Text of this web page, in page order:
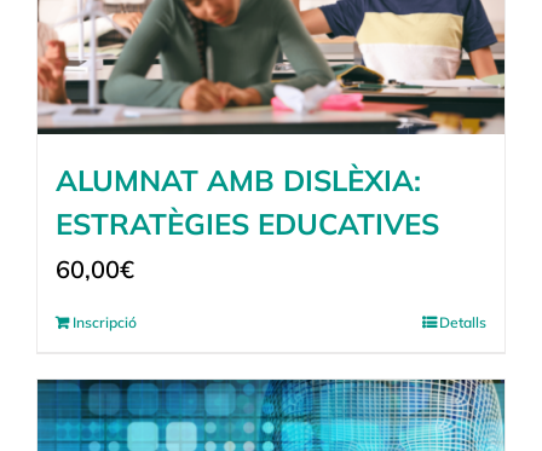
ALUMNAT AMB DISLÈXIA:
ESTRATÈGIES EDUCATIVES
60,00€
Inscripció Detalls